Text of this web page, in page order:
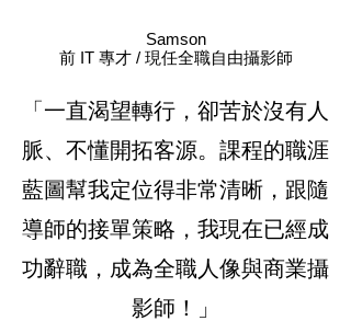
Samson
前 IT 專才 / 現任全職自由攝影師
「一直渴望轉行，卻苦於沒有人
脈、不懂開拓客源。課程的職涯
藍圖幫我定位得非常清晰，跟隨
導師的接單策略，我現在已經成
功辭職，成為全職人像與商業攝
影師！」